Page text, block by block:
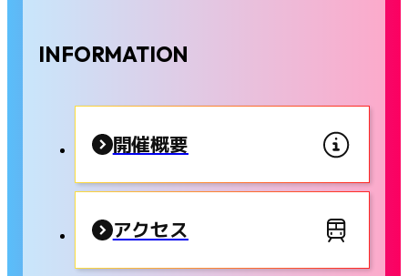
FAQ
INFORMATION
開催概要
アクセス